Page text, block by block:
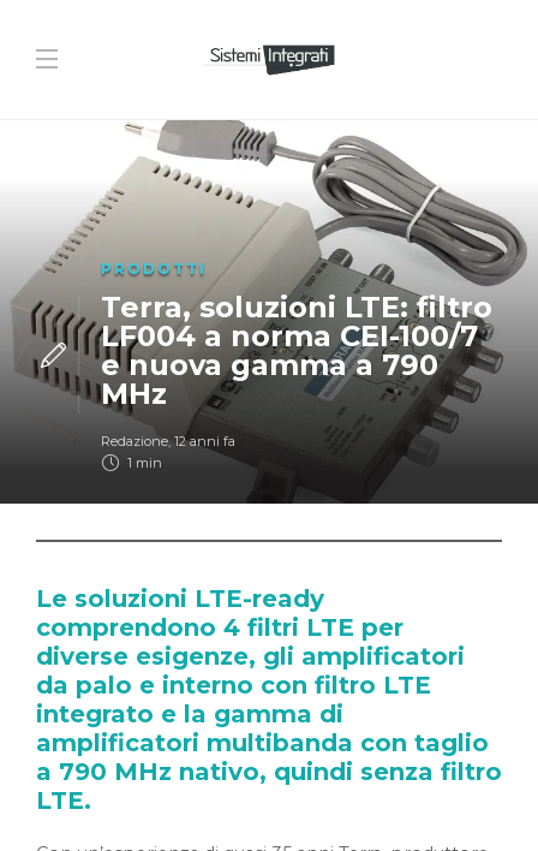
PRODOTTI
Terra, soluzioni LTE: filtro
LF004 a norma CEI-100/7
e nuova gamma a 790
MHz
Redazione, 12 anni fa
1 min
Le soluzioni LTE-ready
comprendono 4 filtri LTE per
diverse esigenze, gli amplificatori
da palo e interno con filtro LTE
integrato e la gamma di
amplificatori multibanda con taglio
a 790 MHz nativo, quindi senza filtro
LTE.